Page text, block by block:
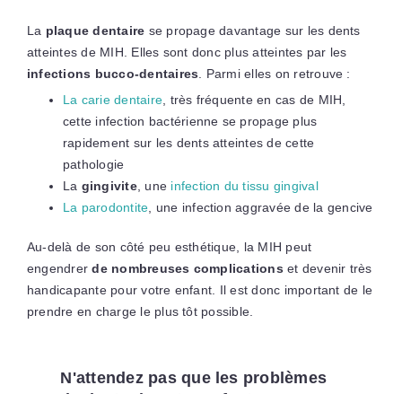
La plaque dentaire se propage davantage sur les dents
atteintes de MIH. Elles sont donc plus atteintes par les
infections bucco-dentaires. Parmi elles on retrouve :
La carie dentaire, très fréquente en cas de MIH,
cette infection bactérienne se propage plus
rapidement sur les dents atteintes de cette
pathologie
La gingivite, une infection du tissu gingival
La parodontite, une infection aggravée de la gencive
Au-delà de son côté peu esthétique, la MIH peut
engendrerde nombreuses complications et devenir très
handicapante pour votre enfant. Il est donc important de le
prendre en charge le plus tôt possible.
N'attendez pas que les problèmes